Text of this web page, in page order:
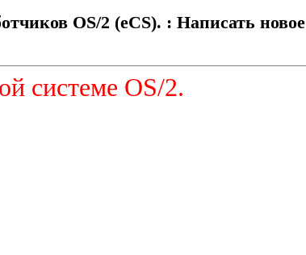
OS/2 (eCS). : Написать новое
системе OS/2.